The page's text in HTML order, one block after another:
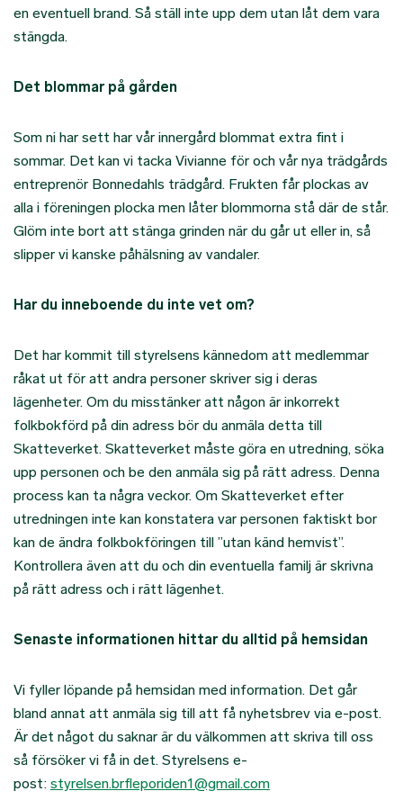
en eventuell brand. Så ställ inte upp dem utan låt dem vara
stängda.
Det blommar på gården
Som ni har sett har vår innergård blommat extra fint i
sommar. Det kan vi tacka Vivianne för och vår nya trädgårds
entreprenör Bonnedahls trädgård. Frukten får plockas av
alla i föreningen plocka men låter blommorna stå där de står.
Glöm inte bort att stänga grinden när du går ut eller in, så
slipper vi kanske påhälsning av vandaler.
Har du inneboende du inte vet om?
Det har kommit till styrelsens kännedom att medlemmar
råkat ut för att andra personer skriver sig i deras
lägenheter. Om du misstänker att någon är inkorrekt
folkbokförd på din adress bör du anmäla detta till
Skatteverket. Skatteverket måste göra en utredning, söka
upp personen och be den anmäla sig på rätt adress. Denna
process kan ta några veckor. Om Skatteverket efter
utredningen inte kan konstatera var personen faktiskt bor
kan de ändra folkbokföringen till ”utan känd hemvist”.
Kontrollera även att du och din eventuella familj är skrivna
på rätt adress och i rätt lägenhet.
Senaste informationen hittar du alltid på hemsidan
Vi fyller löpande på hemsidan med information. Det går
bland annat att anmäla sig till att få nyhetsbrev via e-post.
Är det något du saknar är du välkommen att skriva till oss
så försöker vi få in det. Styrelsens e-
post: styrelsen.brfleporiden1@gmail.com